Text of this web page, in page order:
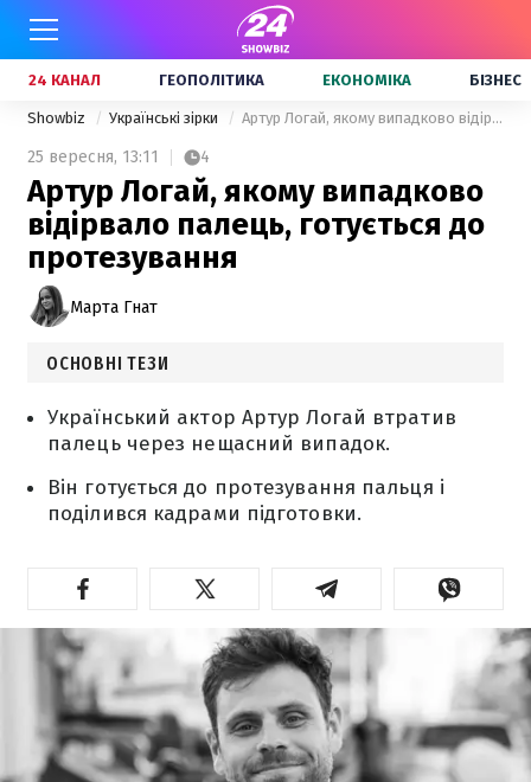
24 КАНАЛ ГЕОПОЛІТИКА ЕКОНОМІКА БІЗНЕС
Showbiz Українські зірки Артур Логай, якому випадково відірвало палець, готується до протезування
25 вересня, 13:11 4
Артур Логай, якому випадково
відірвало палець, готується до
протезування
Марта Гнат
ОСНОВНІ ТЕЗИ
Український актор Артур Логай втратив
палець через нещасний випадок.
Він готується до протезування пальця і
поділився кадрами підготовки.